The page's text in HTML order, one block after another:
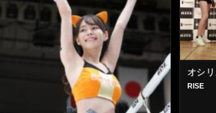
オシ
RISE